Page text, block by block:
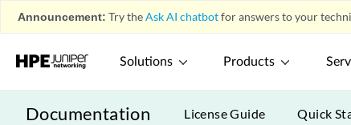
Announcement: Try theAsk AI chatbotfor answers to your
Solutions Products
Documentation License Guide Quick